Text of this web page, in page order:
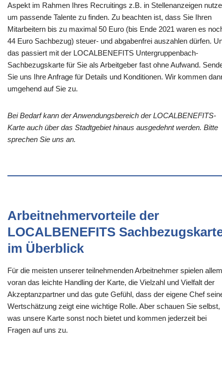
Aspekt im Rahmen Ihres Recruitings z.B. in Stellenanzeigen
um passende Talente zu finden. Zu beachten ist, dass Sie Ihren
Mitarbeitern bis zu maximal 50 Euro (bis Ende 2021 waren es
44 Euro Sachbezug) steuer- und abgabenfrei auszahlen dürfen.
das passiert mit der LOCALBENEFITS Untergruppenbach-
Sachbezugskarte für Sie als Arbeitgeber fast ohne Aufwand.
Sie uns Ihre Anfrage für Details und Konditionen. Wir kommen
umgehend auf Sie zu.
Bei Bedarf kann der Anwendungsbereich der LOCALBENEFITS-
Karte auch über das Stadtgebiet hinaus ausgedehnt werden. Bitte
sprechen Sie uns an.
Arbeitnehmervorteile der
LOCALBENEFITS
im Überblick
Für die meisten unserer teilnehmenden Arbeitnehmer spielen allem
voran das leichte Handling der Karte, die Vielzahl und Vielfalt der
Akzeptanzpartner und das gute Gefühl, dass der eigene Chef
Wertschätzung zeigt eine wichtige Rolle. Aber schauen Sie selbst,
was unsere Karte sonst noch bietet und kommen jederzeit bei
Fragen auf uns zu.